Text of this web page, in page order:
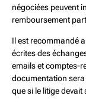
négociées peuvent
remboursement
Il est recommandé
écrites des
emails et comptes-
documentation
que si le litige